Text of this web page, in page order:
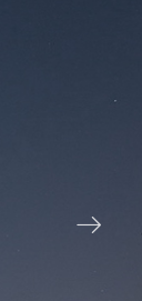
ꁹ